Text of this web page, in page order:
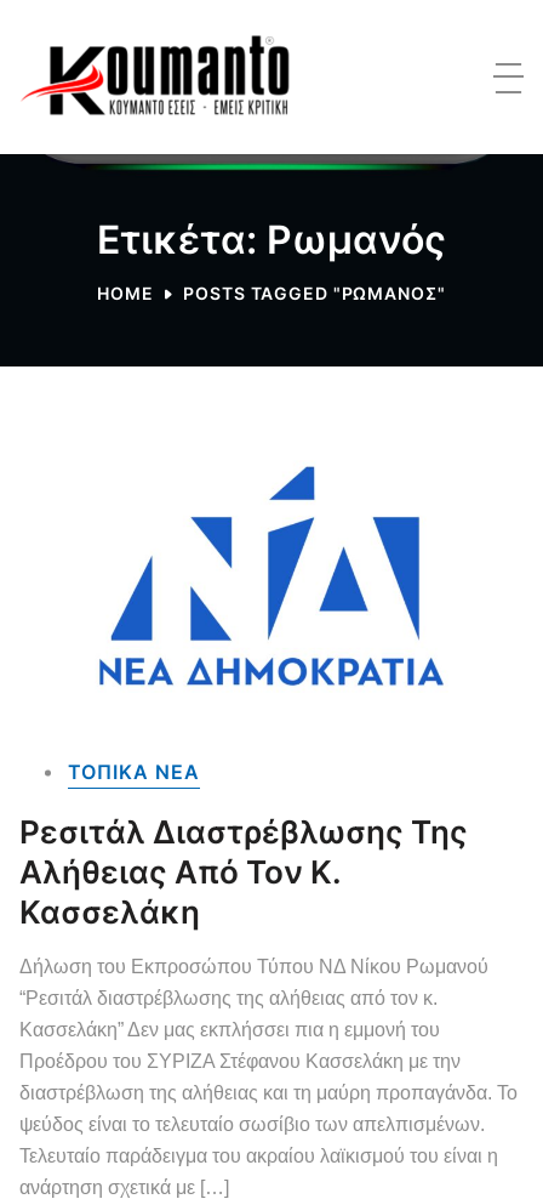
Ετικέτα: Ρωμανός
HOME POSTS TAGGED "ΡΩΜΑΝΌΣ"
ΤΟΠΙΚΑ NEA
Ρεσιτάλ Διαστρέβλωσης Της
Αλήθειας Από Τον Κ.
Κασσελάκη
Δήλωση του Εκπροσώπου Τύπου ΝΔ Νίκου Ρωμανού
“Ρεσιτάλ διαστρέβλωσης της αλήθειας από τον κ.
Κασσελάκη” Δεν μας εκπλήσσει πια η εμμονή του
Προέδρου του ΣΥΡΙΖΑ Στέφανου Κασσελάκη με την
διαστρέβλωση της αλήθειας και τη μαύρη προπαγάνδα. Το
ψεύδος είναι το τελευταίο σωσίβιο των απελπισμένων.
Τελευταίο παράδειγμα του ακραίου λαϊκισμού του είναι η
ανάρτηση σχετικά με […]